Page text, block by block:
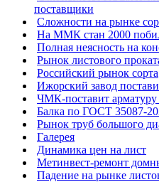
поставщики
Сложности на рынке
На ММК стан 2000
Полная неясность на
Рынок листового
Российский рынок сорта
Ижорский завод
ЧМК-поставит арматуру
Балка по ГОСТ 35087-
Рынок труб большого
Галерея
Динамика цен на лист
Метинвест-ремонт
Падение на рынке